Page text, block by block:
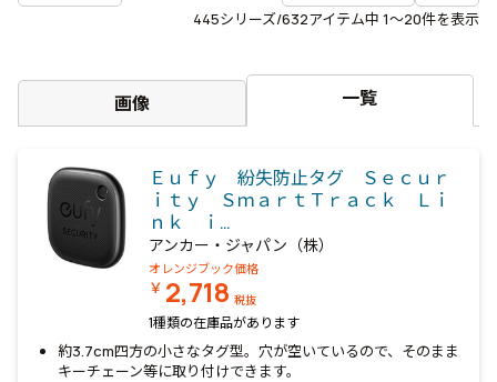
445シリーズ/632アイテム中 1〜20件を表示
画像 一覧
Ｅｕｆｙ 紛失防止タグ Ｓｅｃｕｒ
ｉｔｙ ＳｍａｒｔＴｒａｃｋ Ｌｉ
ｎｋ ｉ…
アンカー・ジャパン（株）
オレンジブック価格
￥ 2,718 税抜
1種類の在庫品があります
約3.7cm四方の小さなタグ型。穴が空いているので、そのまま
キーチェーン等に取り付けできます。